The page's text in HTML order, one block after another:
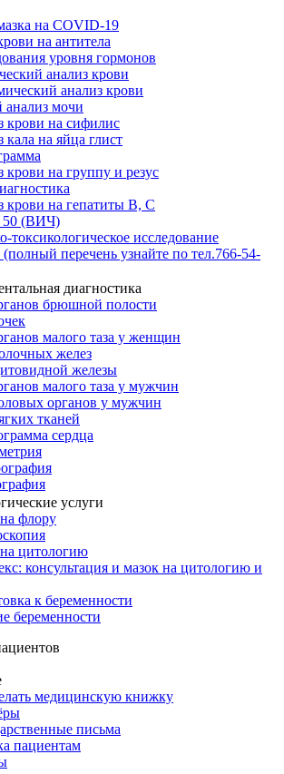
на COVID-19
на антитела
уровня гормонов
анализ крови
анализ крови
мочи
крови на сифилис
кала на яйца глист
крови на группу и резус
крови на гепатиты B, C
50 (ВИЧ)
токсикологическое исследование
(полный перечень узнайте по тел.766-54-
диагностика
брюшной полости
малого таза у женщин
желез
железы
малого таза у мужчин
органов у мужчин
тканей
сердца
услуги
флору
цитологию
консультация и мазок на цитологию и
к беременности
беременности
медицинскую книжку
письма
пациентам